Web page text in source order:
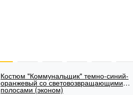
Костюм "Коммунальщик" темно-синий-
оранжевый со световозвращающими
полосами (эконом)